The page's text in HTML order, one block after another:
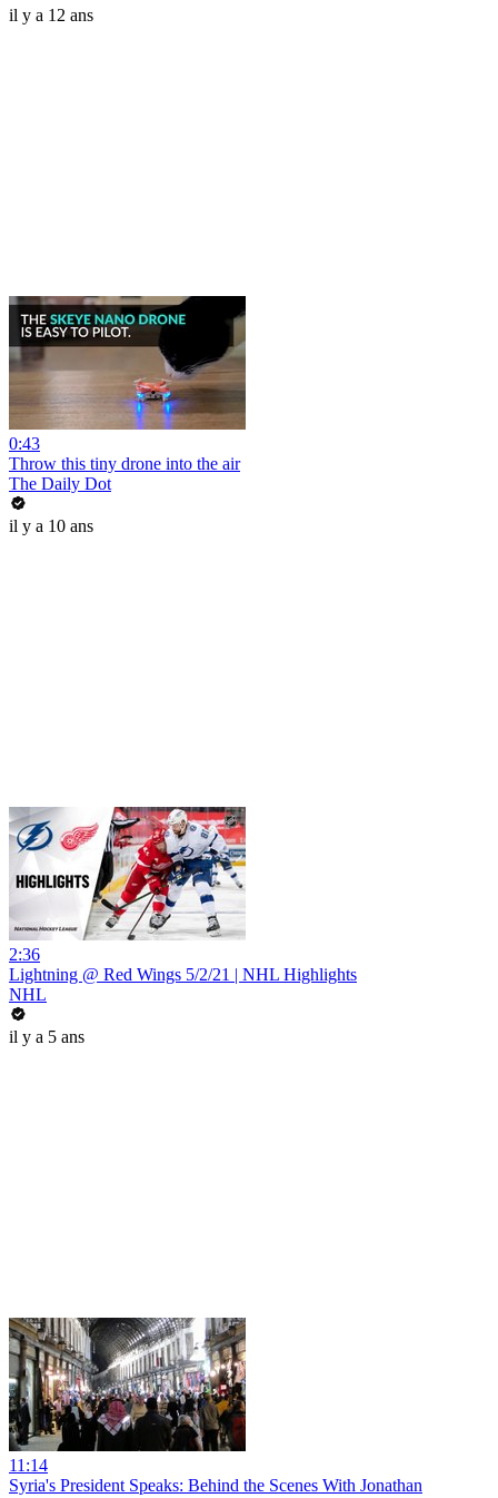
il y a 12 ans
0:43
Throw this tiny drone into the air
The Daily Dot
il y a 10 ans
2:36
Lightning @ Red Wings 5/2/21 | NHL Highlights
NHL
il y a 5 ans
11:14
Syria's President Speaks: Behind the Scenes With Jonathan